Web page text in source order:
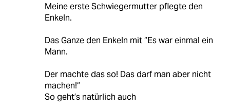
Meine erste Schwiegermutter pflegte den
Enkeln.
Das Ganze den Enkeln mit “Es war einmal ein
Mann.
Der machte das so! Das darf man aber nicht
machen!“
So geht’s natürlich auch